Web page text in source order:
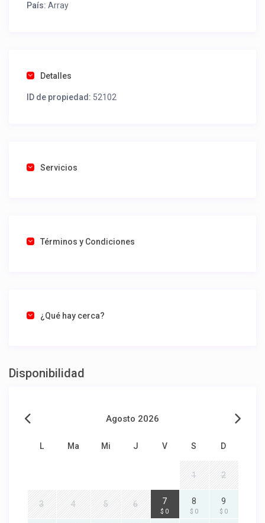
País: Array
Detalles
ID de propiedad: 52102
Servicios
Términos y Condiciones
¿Qué hay cerca?
Disponibilidad
Agosto 2026
L Ma Mi J V S D
1 2
3 4 5 6 7
$ 0
8
$ 0
9
$ 0